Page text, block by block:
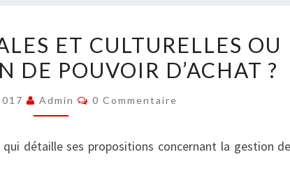
SOCIALES
ET
OU
DE
ET CULTURELLES OU
DE POUVOIR D’ACHAT ?
Admin Commentaires
0 Commentaire
qui détaille ses propositions concernant la gestion